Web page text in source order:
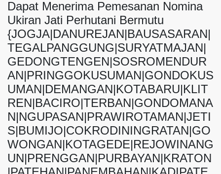
Dapat Menerima Pemesanan Nomina
Ukiran Jati Perhutani Bermutu
{JOGJA|DANUREJAN|BAUSASARAN|
TEGALPANGGUNG|SURYATMAJAN|
GEDONGTENGEN|SOSROMENDUR
AN|PRINGGOKUSUMAN|GONDOKUS
UMAN|DEMANGAN|KOTABARU|KLIT
REN|BACIRO|TERBAN|GONDOMANA
N|NGUPASAN|PRAWIROTAMAN|JETI
S|BUMIJO|COKRODININGRATAN|GO
WONGAN|KOTAGEDE|REJOWINANG
UN|PRENGGAN|PURBAYAN|KRATON